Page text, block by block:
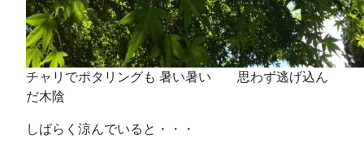
チャリでポタリングも 暑い暑い 思わず逃げ込ん
だ木陰
しばらく涼んでいると・・・